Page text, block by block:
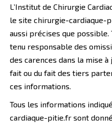
L’Institut de Chirurgie
le site chirurgie-cardiaque-
aussi précises que
tenu responsable des
des carences dans la mise à
fait ou du fait des tiers
ces informations.
Tous les informations
cardiaque-pitie.fr sont